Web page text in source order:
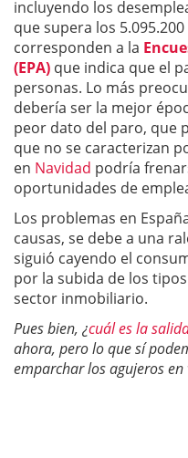
incluyendo los
que supera los
corresponden a la
(EPA) que indica que el
personas. Lo más
debería ser la mejor
peor dato del paro, que
que no se caracterizan
en Navidad podría
oportunidades de
Los problemas en
causas, se debe a una
siguió cayendo el
por la subida de los
sector inmobiliario.
Pues bien, ¿cuál es la
ahora, pero lo que sí
emparchar los agujeros